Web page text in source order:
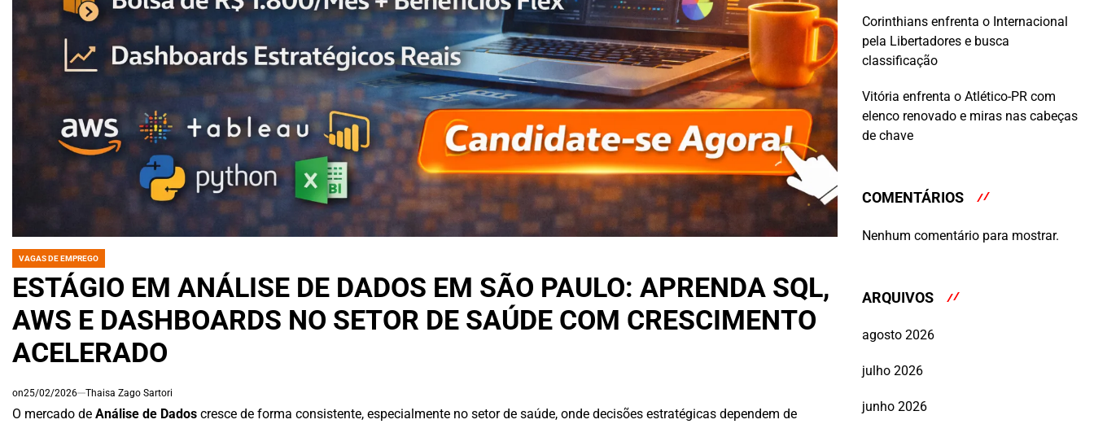
POSTED
VAGAS DE EMPREGO
ESTÁGIO EM ANÁLISE DE DADOS EM SÃO PAULO: APRENDA SQL,
AWS E DASHBOARDS NO SETOR DE SAÚDE COM CRESCIMENTO
ACELERADO
on25/02/2026 Thaisa Zago Sartori
O mercado de Análise de Dados cresce de forma consistente, especialmente no setor de saúde, onde decisões estratégicas dependem de
Corinthians enfrenta o Internacional
pela Libertadores e busca
classificação
Vitória enfrenta o Atlético-PR com
elenco renovado e miras nas cabeças
de chave
COMENTÁRIOS
Nenhum comentário para mostrar.
ARQUIVOS
agosto 2026
julho 2026
junho 2026